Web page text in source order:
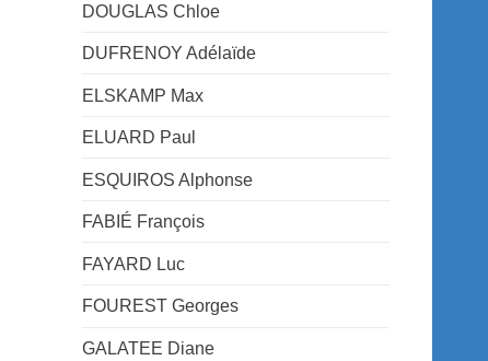
DOUGLAS Chloe
DUFRENOY Adélaïde
ELSKAMP Max
ELUARD Paul
ESQUIROS Alphonse
FABIÉ François
FAYARD Luc
FOUREST Georges
GALATEE Diane